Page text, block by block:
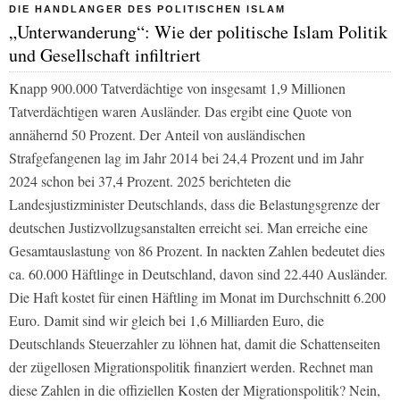
DIE HANDLANGER DES POLITISCHEN ISLAM
„Unterwanderung“: Wie der politische Islam Politik
und Gesellschaft infiltriert
Knapp 900.000 Tatverdächtige von insgesamt 1,9 Millionen
Tatverdächtigen waren Ausländer. Das ergibt eine Quote von
annähernd 50 Prozent. Der Anteil von ausländischen
Strafgefangenen lag im Jahr 2014 bei 24,4 Prozent und im Jahr
2024 schon bei 37,4 Prozent. 2025 berichteten die
Landesjustizminister Deutschlands, dass die Belastungsgrenze der
deutschen Justizvollzugsanstalten erreicht sei. Man erreiche eine
Gesamtauslastung von 86 Prozent. In nackten Zahlen bedeutet dies
ca. 60.000 Häftlinge in Deutschland, davon sind 22.440 Ausländer.
Die Haft kostet für einen Häftling im Monat im Durchschnitt 6.200
Euro. Damit sind wir gleich bei 1,6 Milliarden Euro, die
Deutschlands Steuerzahler zu löhnen hat, damit die Schattenseiten
der zügellosen Migrationspolitik finanziert werden. Rechnet man
diese Zahlen in die offiziellen Kosten der Migrationspolitik? Nein,